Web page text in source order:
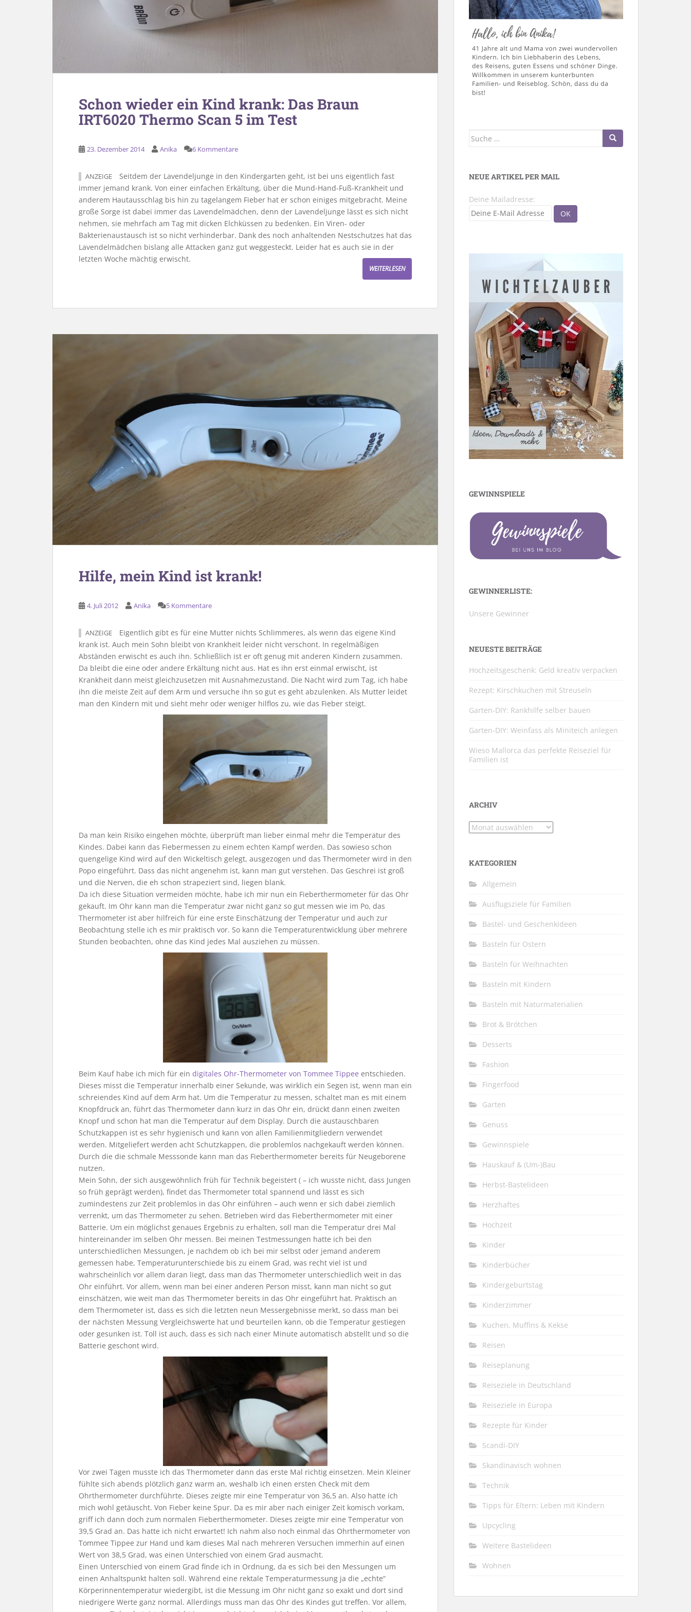
Schon wieder ein Kind krank: Das Braun
IRT6020 Thermo Scan 5 im Test
23. Dezember 2014 Anika 6 Kommentare
ANZEIGE
Seitdem der Lavendeljunge in den Kindergarten geht, ist bei uns eigentlich fast
immer jemand krank. Von einer einfachen Erkältung, über die Mund-Hand-Fuß-Krankheit und
anderem Hautausschlag bis hin zu tagelangem Fieber hat er schon einiges mitgebracht. Meine
große Sorge ist dabei immer das Lavendelmädchen, denn der Lavendeljunge lässt es sich nicht
nehmen, sie mehrfach am Tag mit dicken Elchküssen zu bedenken. Ein Viren- oder
Bakterienaustausch ist so nicht verhinderbar. Dank des noch anhaltenden Nestschutzes hat das
Lavendelmädchen bislang alle Attacken ganz gut weggesteckt. Leider hat es auch sie in der
letzten Woche mächtig erwischt.
WEITERLESEN
Hilfe, mein Kind ist krank!
4. Juli 2012 Anika 5 Kommentare
ANZEIGE
Eigentlich gibt es für eine Mutter nichts Schlimmeres, als wenn das eigene Kind
krank ist. Auch mein Sohn bleibt von Krankheit leider nicht verschont. In regelmäßigen
Abständen erwischt es auch ihn. Schließlich ist er oft genug mit anderen Kindern zusammen.
Da bleibt die eine oder andere Erkältung nicht aus. Hat es ihn erst einmal erwischt, ist
Krankheit dann meist gleichzusetzen mit Ausnahmezustand. Die Nacht wird zum Tag, ich habe
ihn die meiste Zeit auf dem Arm und versuche ihn so gut es geht abzulenken. Als Mutter leidet
man den Kindern mit und sieht mehr oder weniger hilflos zu, wie das Fieber steigt.
Da man kein Risiko eingehen möchte, überprüft man lieber einmal mehr die Temperatur des
Kindes. Dabei kann das Fiebermessen zu einem echten Kampf werden. Das sowieso schon
quengelige Kind wird auf den Wickeltisch gelegt, ausgezogen und das Thermometer wird in den
Popo eingeführt. Dass das nicht angenehm ist, kann man gut verstehen. Das Geschrei ist groß
und die Nerven, die eh schon strapeziert sind, liegen blank.
Da ich diese Situation vermeiden möchte, habe ich mir nun ein Fieberthermometer für das Ohr
gekauft. Im Ohr kann man die Temperatur zwar nicht ganz so gut messen wie im Po, das
Thermometer ist aber hilfreich für eine erste Einschätzung der Temperatur und auch zur
Beobachtung stelle ich es mir praktisch vor. So kann die Temperaturentwicklung über mehrere
Stunden beobachten, ohne das Kind jedes Mal ausziehen zu müssen.
Beim Kauf habe ich mich für ein digitales Ohr-Thermometer von Tommee Tippee entschieden.
Dieses misst die Temperatur innerhalb einer Sekunde, was wirklich ein Segen ist, wenn man ein
schreiendes Kind auf dem Arm hat. Um die Temperatur zu messen, schaltet man es mit einem
Knopfdruck an, führt das Thermometer dann kurz in das Ohr ein, drückt dann einen zweiten
Knopf und schon hat man die Temperatur auf dem Display. Durch die austauschbaren
Schutzkappen ist es sehr hygienisch und kann von allen Familienmitgliedern verwendet
werden. Mitgeliefert werden acht Schutzkappen, die problemlos nachgekauft werden können.
Durch die die schmale Messsonde kann man das Fieberthermometer bereits für Neugeborene
nutzen.
Mein Sohn, der sich ausgewöhnlich früh für Technik begeistert ( – ich wusste nicht, dass Jungen
so früh geprägt werden), findet das Thermometer total spannend und lässt es sich
zumindestens zur Zeit problemlos in das Ohr einführen – auch wenn er sich dabei ziemlich
verrenkt, um das Thermometer zu sehen. Betrieben wird das Fieberthermometer mit einer
Batterie. Um ein möglichst genaues Ergebnis zu erhalten, soll man die Temperatur drei Mal
hintereinander im selben Ohr messen. Bei meinen Testmessungen hatte ich bei den
unterschiedlichen Messungen, je nachdem ob ich bei mir selbst oder jemand anderem
gemessen habe, Temperaturunterschiede bis zu einem Grad, was recht viel ist und
wahrscheinlich vor allem daran liegt, dass man das Thermometer unterschiedlich weit in das
Ohr einführt. Vor allem, wenn man bei einer anderen Person misst, kann man nicht so gut
einschätzen, wie weit man das Thermometer bereits in das Ohr eingeführt hat. Praktisch an
dem Thermometer ist, dass es sich die letzten neun Messergebnisse merkt, so dass man bei
der nächsten Messung Vergleichswerte hat und beurteilen kann, ob die Temperatur gestiegen
oder gesunken ist. Toll ist auch, dass es sich nach einer Minute automatisch abstellt und so die
Batterie geschont wird.
Vor zwei Tagen musste ich das Thermometer dann das erste Mal richtig einsetzen. Mein Kleiner
fühlte sich abends plötzlich ganz warm an, weshalb ich einen ersten Check mit dem
Ohrthermometer durchführte. Dieses zeigte mir eine Temperatur von 36,5 an. Also hatte ich
mich wohl getäuscht. Von Fieber keine Spur. Da es mir aber nach einiger Zeit komisch vorkam,
griff ich dann doch zum normalen Fieberthermometer. Dieses zeigte mir eine Temperatur von
39,5 Grad an. Das hatte ich nicht erwartet! Ich nahm also noch einmal das Ohrthermometer von
Tommee Tippee zur Hand und kam dieses Mal nach mehreren Versuchen immerhin auf einen
Wert von 38,5 Grad, was einen Unterschied von einem Grad ausmacht.
Einen Unterschied von einem Grad finde ich in Ordnung, da es sich bei den Messungen um
einen Anhaltspunkt halten soll. Während eine rektale Temperaturmessung ja die „echte“
Körperinnentemperatur wiedergibt, ist die Messung im Ohr nicht ganz so exakt und dort sind
niedrigere Werte ganz normal. Allerdings muss man das Ohr des Kindes gut treffen. Vor allem,
Suche
NEUE ARTIKEL PER MAIL
Deine Mailadresse:
GEWINNSPIELE
GEWINNERLISTE:
Unsere Gewinner
NEUESTE BEITRÄGE
Hochzeitsgeschenk: Geld kreativ verpacken
Rezept: Kirschkuchen mit Streuseln
Garten-DIY: Rankhilfe selber bauen
Garten-DIY: Weinfass als Miniteich anlegen
Wieso Mallorca das perfekte Reiseziel für
Familien ist
ARCHIV
Archiv
KATEGORIEN
Allgemein
Ausflugsziele für Familien
Bastel- und Geschenkideen
Basteln für Ostern
Basteln für Weihnachten
Basteln mit Kindern
Basteln mit Naturmaterialien
Brot & Brötchen
Desserts
Fashion
Fingerfood
Garten
Genuss
Gewinnspiele
Hauskauf & (Um-)Bau
Herbst-Bastelideen
Herzhaftes
Hochzeit
Kinder
Kinderbücher
Kindergeburtstag
Kinderzimmer
Kuchen, Muffins & Kekse
Reisen
Reiseplanung
Reiseziele in Deutschland
Reiseziele in Europa
Rezepte für Kinder
Scandi-DIY
Skandinavisch wohnen
Technik
Tipps für Eltern: Leben mit Kindern
Upcycling
Weitere Bastelideen
Wohnen